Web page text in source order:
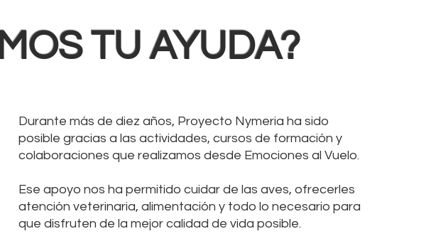
TU AYUDA?
Durante más de diez años, Proyecto Nymeria ha sido
posible gracias a las actividades, cursos de formación y
colaboraciones que realizamos desde Emociones al Vuelo.
Ese apoyo nos ha permitido cuidar de las aves, ofrecerles
atención veterinaria, alimentación y todo lo necesario para
que disfruten de la mejor calidad de vida posible.